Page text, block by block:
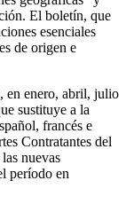
El boletín, que
esenciales
de origen e
en enero, abril, julio
sustituye a la
francés e
Contratantes del
nuevas
período en